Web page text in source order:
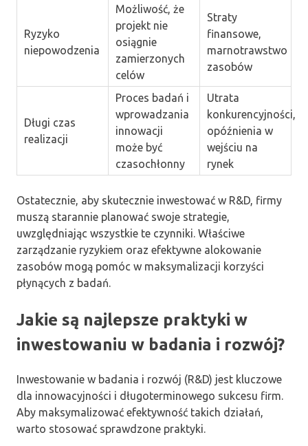
Ryzyko
niepowodzenia
Możliwość, że
projekt nie
osiągnie
zamierzonych
celów
Straty
finansowe,
marnotrawstwo
zasobów
Długi czas
realizacji
Proces badań i
wprowadzania
innowacji
może być
czasochłonny
Utrata
konkurencyjności,
opóźnienia w
wejściu na
rynek
Ostatecznie, aby skutecznie inwestować w R&D, firmy
muszą starannie planować swoje strategie,
uwzględniając wszystkie te czynniki. Właściwe
zarządzanie ryzykiem oraz efektywne alokowanie
zasobów mogą pomóc w maksymalizacji korzyści
płynących z badań.
Jakie są najlepsze praktyki w
inwestowaniu w badania i rozwój?
Inwestowanie w badania i rozwój (R&D) jest kluczowe
dla innowacyjności i długoterminowego sukcesu firm.
Aby maksymalizować efektywność takich działań,
warto stosować sprawdzone praktyki.